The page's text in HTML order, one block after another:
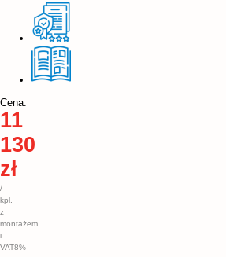
Cena:
11
130
zł
/
kpl.
z
montażem
i
VAT8%